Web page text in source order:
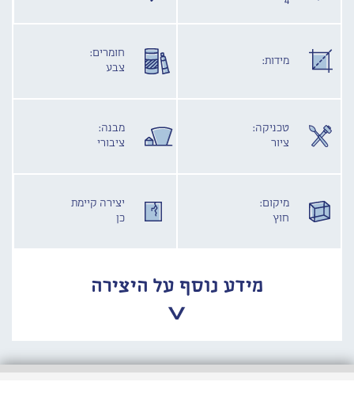
מידות:
חומרים:
צבע
טכניקה:
ציור
מבנה:
ציבורי
מיקום:
חוץ
יצירה קיימת
כן
מידע נוסף על היצירה